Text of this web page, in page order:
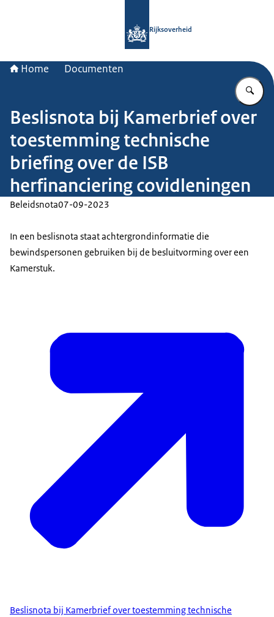
Rijksoverheid
Home Documenten
Beslisnota bij Kamerbrief over
toestemming technische
briefing over de ISB
herfinanciering covidleningen
Beleidsnota07-09-2023
In een beslisnota staat achtergrondinformatie die
bewindspersonen gebruiken bij de besluitvorming over een
Kamerstuk.
Beslisnota bij Kamerbrief over toestemming technische